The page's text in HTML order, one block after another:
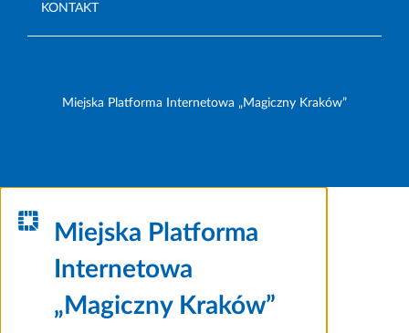
KONTAKT
Miejska Platforma Internetowa „Magiczny Kraków”
Miejska Platforma
Internetowa
„Magiczny Kraków”